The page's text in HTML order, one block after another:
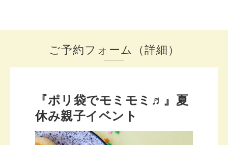
ご予約フォーム（詳細）
『ポリ袋でモミモミ♬』夏
休み親子イベント